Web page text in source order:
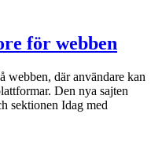
för webben
webben, där användare kan
Den nya sajten
sektionen Idag med